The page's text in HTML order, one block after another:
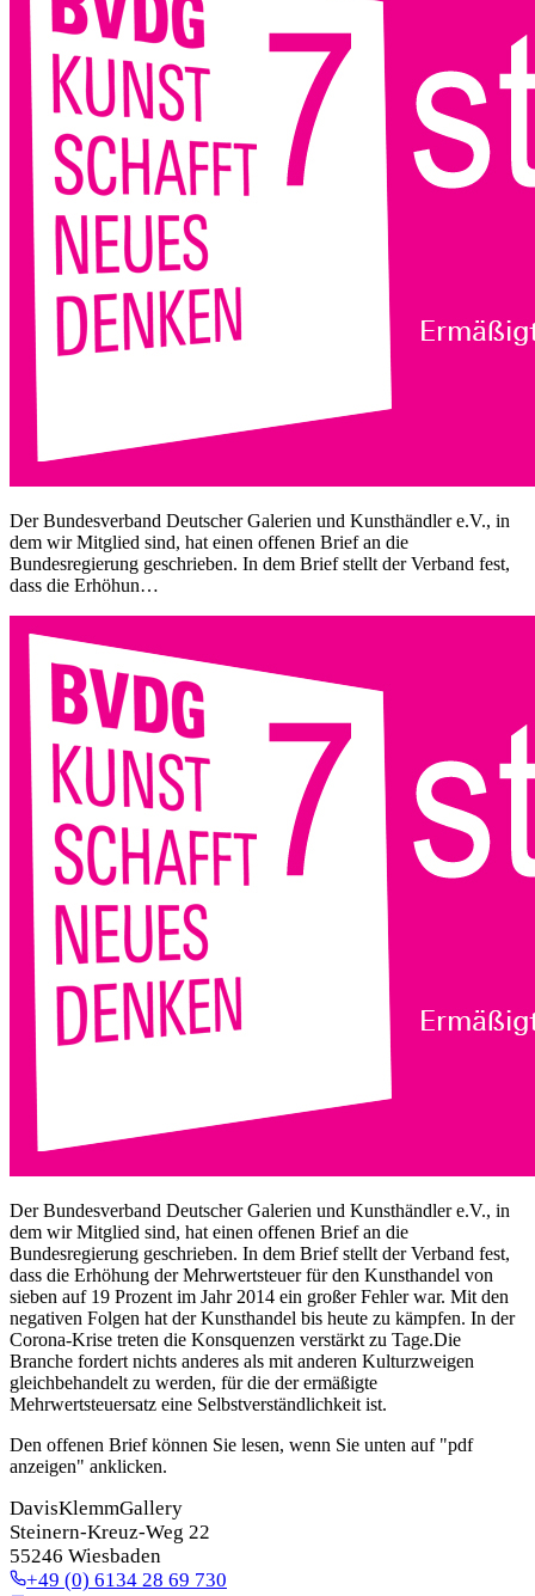
Der Bundesverband Deutscher Galerien und Kunsthändler e.V., in
dem wir Mitglied sind, hat einen offenen Brief an die
Bundesregierung geschrieben. In dem Brief stellt der Verband fest,
dass die Erhöhun…
Der Bundesverband Deutscher Galerien und Kunsthändler e.V., in
dem wir Mitglied sind, hat einen offenen Brief an die
Bundesregierung geschrieben. In dem Brief stellt der Verband fest,
dass die Erhöhung der Mehrwertsteuer für den Kunsthandel von
sieben auf 19 Prozent im Jahr 2014 ein großer Fehler war. Mit den
negativen Folgen hat der Kunsthandel bis heute zu kämpfen. In der
Corona-Krise treten die Konsquenzen verstärkt zu Tage.Die
Branche fordert nichts anderes als mit anderen Kulturzweigen
gleichbehandelt zu werden, für die der ermäßigte
Mehrwertsteuersatz eine Selbstverständlichkeit ist.
Den offenen Brief können Sie lesen, wenn Sie unten auf "pdf
anzeigen" anklicken.
DavisKlemmGallery
Steinern-Kreuz-Weg 22
55246 Wiesbaden
+49 (0) 6134 28 69 730